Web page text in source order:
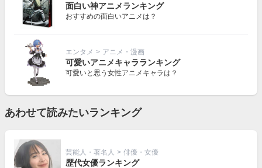
面白い神アニメランキング
おすすめの面白いアニメは？
エンタメ > アニメ・漫画
可愛いアニメキャラランキング
可愛いと思う女性アニメキャラは？
あわせて読みたいランキング
芸能人・著名人 > 俳優・女優
歴代女優ランキング